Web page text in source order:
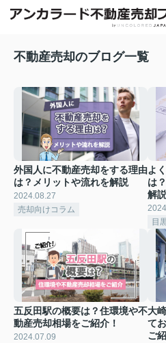
不動産売却のブログ一覧
外国人に不動産売却をする理由
は？メリットや流れを解説
2024.08.27
売却向けコラム
よ
は
解説
目
五反田駅の概要は？住環境や不
動産売却相場をご紹介！
2024.07.09
大
て
ご